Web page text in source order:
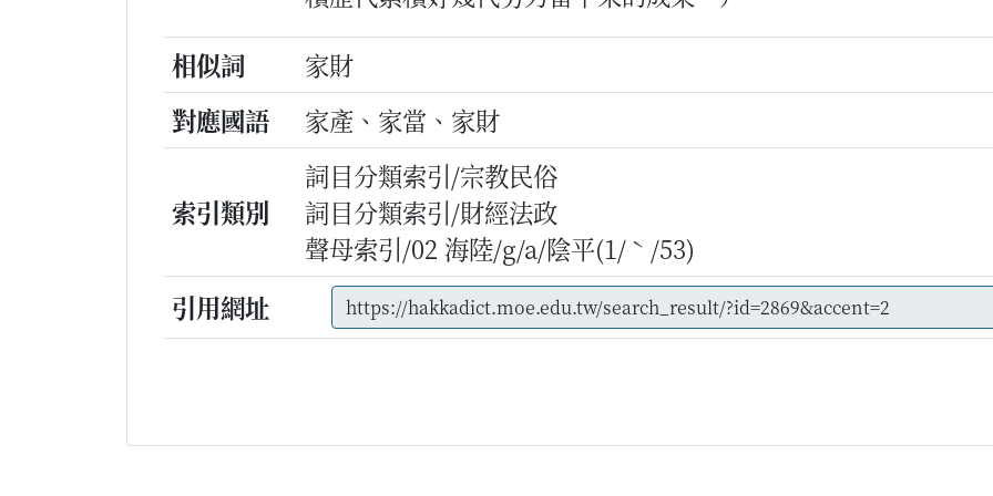
相似詞
家財
對應國語
家產、家當、家財
索引類別
詞目分類索引/宗教民俗
詞目分類索引/財經法政
聲母索引/02 海陸/g/a/陰平(1/ˋ/53)
引用網址